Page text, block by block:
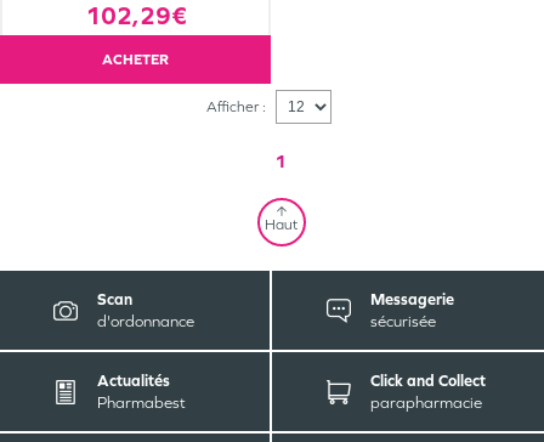
102,29€
ACHETER
Afficher :
1
Haut
Scan
d'ordonnance
Messagerie
sécurisée
Actualités
Pharmabest
Click and Collect
parapharmacie